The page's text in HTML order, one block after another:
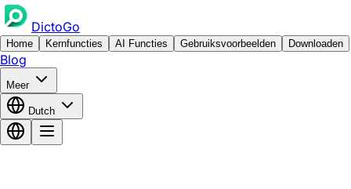
DictoGo
Home Kernfuncties AI Functies Gebruiksvoorbeelden Downloaden
Blog
Meer
Dutch